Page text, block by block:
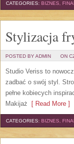
CATEGORIES: BIZNES,
Stylizacja
POSTED BY ADMIN ON
Studio Veriss to
zadbać o swój styl.
pełne kobiecych
Makijaż [ Read More ]
CATEGORIES: BIZNES,